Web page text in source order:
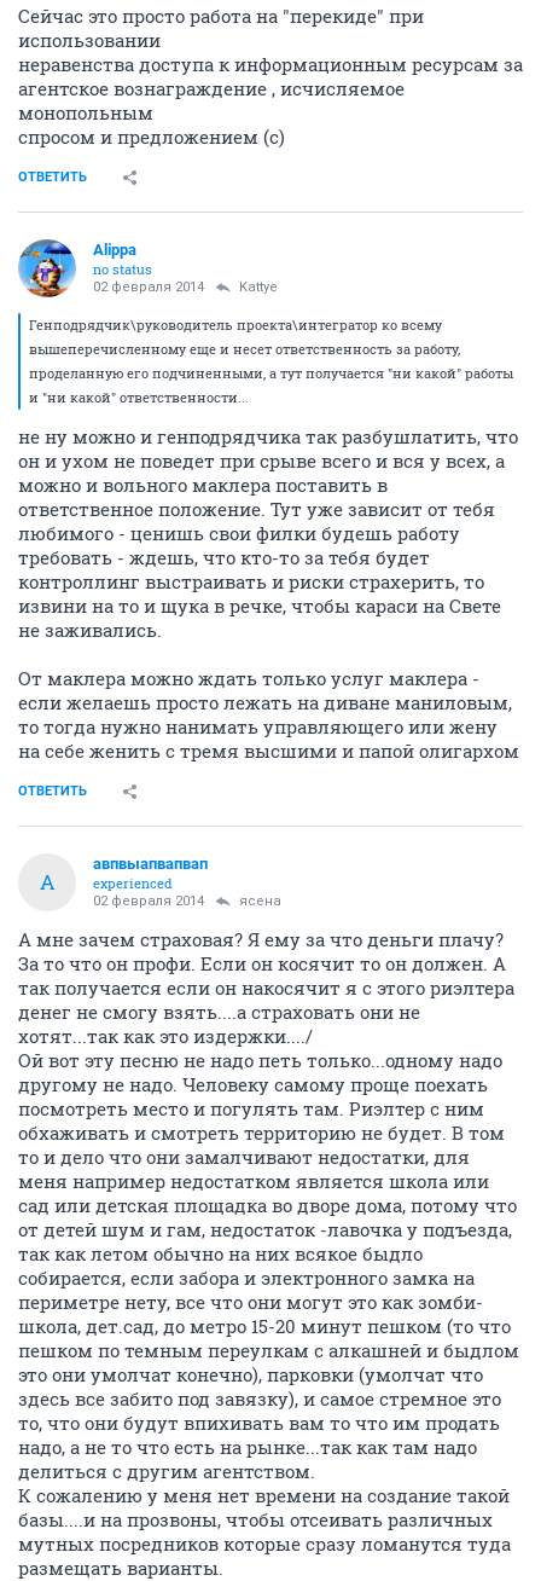
Сейчас это просто работа на "перекиде" при
использовании
неравенства доступа к информационным ресурсам за
агентское вознаграждение , исчисляемое
монопольным
спросом и предложением (с)
ОТВЕТИТЬ
Alippa
no status
02 февраля 2014 Kattye
Генподрядчик\руководитель проекта\интегратор ко всему
вышеперечисленному еще и несет ответственность за работу,
проделанную его подчиненными, а тут получается "ни какой" работы
и "ни какой" ответственности...
не ну можно и генподрядчика так разбушлатить, что
он и ухом не поведет при срыве всего и вся у всех, а
можно и вольного маклера поставить в
ответственное положение. Тут уже зависит от тебя
любимого - ценишь свои филки будешь работу
требовать - ждешь, что кто-то за тебя будет
контроллинг выстраивать и риски страхерить, то
извини на то и щука в речке, чтобы караси на Свете
не заживались.
От маклера можно ждать только услуг маклера -
если желаешь просто лежать на диване маниловым,
то тогда нужно нанимать управляющего или жену
на себе женить с тремя высшими и папой олигархом
ОТВЕТИТЬ
А
авпвыапвапвап
experienced
02 февраля 2014 ясена
А мне зачем страховая? Я ему за что деньги плачу?
За то что он профи. Если он косячит то он должен. А
так получается если он накосячит я с этого риэлтера
денег не смогу взять....а страховать они не
хотят...так как это издержки..../
Ой вот эту песню не надо петь только...одному надо
другому не надо. Человеку самому проще поехать
посмотреть место и погулять там. Риэлтер с ним
обхаживать и смотреть территорию не будет. В том
то и дело что они замалчивают недостатки, для
меня например недостатком является школа или
сад или детская площадка во дворе дома, потому что
от детей шум и гам, недостаток -лавочка у подъезда,
так как летом обычно на них всякое быдло
собирается, если забора и электронного замка на
периметре нету, все что они могут это как зомби-
школа, дет.сад, до метро 15-20 минут пешком (то что
пешком по темным переулкам с алкашней и быдлом
это они умолчат конечно), парковки (умолчат что
здесь все забито под завязку), и самое стремное это
то, что они будут впихивать вам то что им продать
надо, а не то что есть на рынке...так как там надо
делиться с другим агентством.
К сожалению у меня нет времени на создание такой
базы....и на прозвоны, чтобы отсеивать различных
мутных посредников которые сразу ломанутся туда
размещать варианты.